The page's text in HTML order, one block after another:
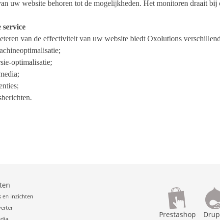
uw website behoren tot de mogelijkheden. Het monitoren draait bij
service
van de effectiviteit van uw website biedt Oxolutions
;
optimalisatie;
;
;
.
en inzichten
Prestashop